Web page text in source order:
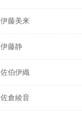
伊藤美来
伊藤静
佐伯伊織
佐倉綾音